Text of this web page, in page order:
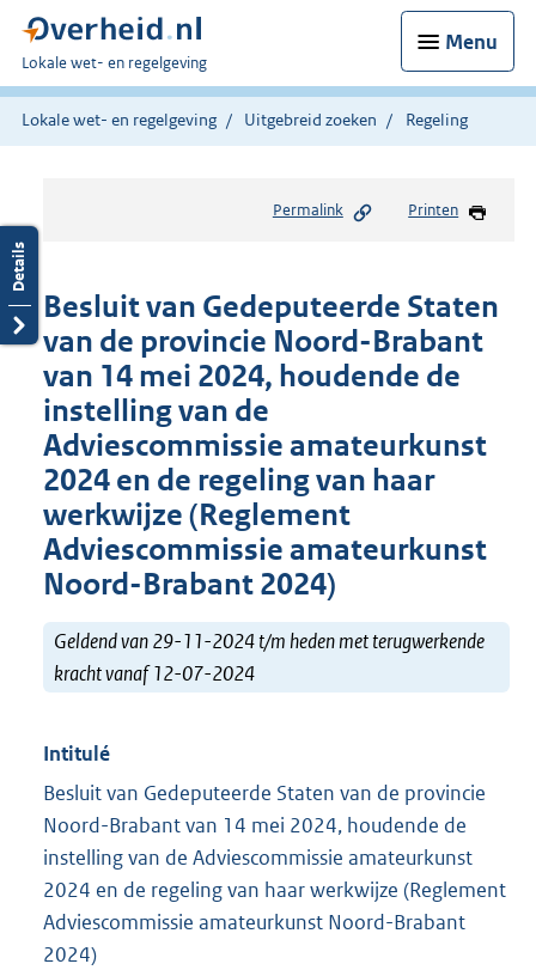
Menu
U
bent
hier:
Lokale wet- en regelgeving
Lokale wet- en regelgeving Uitgebreid zoeken Regeling
Permalink Printen
Besluit van Gedeputeerde Staten
van de provincie Noord-Brabant
van 14 mei 2024, houdende de
instelling van de
Adviescommissie amateurkunst
2024 en de regeling van haar
werkwijze (Reglement
Adviescommissie amateurkunst
Noord-Brabant 2024)
Geldend van 29-11-2024 t/m heden met terugwerkende
kracht vanaf 12-07-2024
Intitulé
Besluit van Gedeputeerde Staten van de provincie
Noord-Brabant van 14 mei 2024, houdende de
instelling van de Adviescommissie amateurkunst
2024 en de regeling van haar werkwijze (Reglement
Adviescommissie amateurkunst Noord-Brabant
2024)